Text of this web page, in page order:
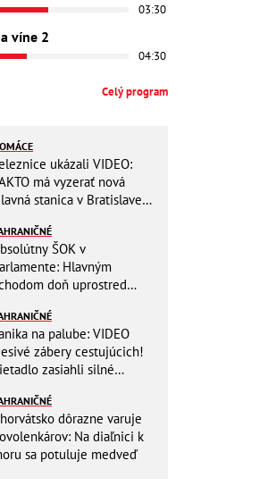
03:30
víne 2
04:30
Celý program
ukázali VIDEO:
má vyzerať nová
stanica v Bratislave!
ŠOK v
Hlavným
doň uprostred
kde sa tam
na palube: VIDEO
zábery cestujúcich!
zasiahli silné
dôrazne varuje
Na diaľnici k
sa potuluje medveď